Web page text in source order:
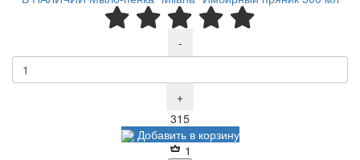
-
+
315Р
Добавить в корзину
1